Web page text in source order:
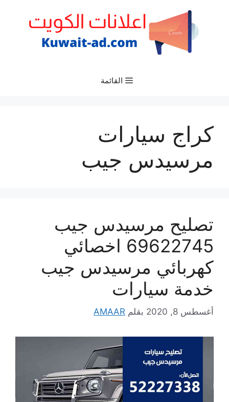
القائمة
كراج سيارات
مرسيدس جيب
تصليح مرسيدس جيب
69622745 اخصائي
كهربائي مرسيدس جيب
خدمة سيارات
أغسطس 8, 2020 بقلم AMAAR